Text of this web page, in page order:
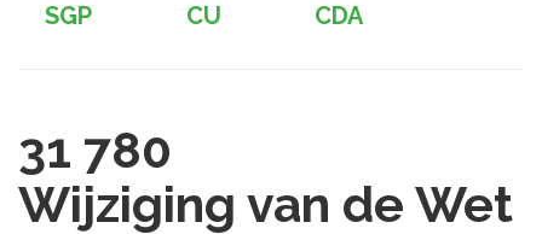
SGP
CU CDA
31 780
Wijziging van de Wet